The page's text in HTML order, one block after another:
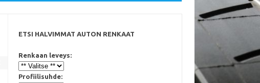
ETSI HALVIMMAT AUTON RENKAAT
Renkaan leveys:
Profiilisuhde: